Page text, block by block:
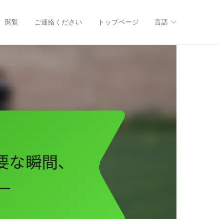
閲覧 ご連絡ください トップページ 言語